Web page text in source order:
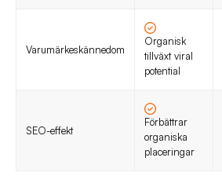
Varumärkeskännedom
Organisk
tillväxt viral
potential
SEO-effekt
Förbättrar
organiska
placeringar